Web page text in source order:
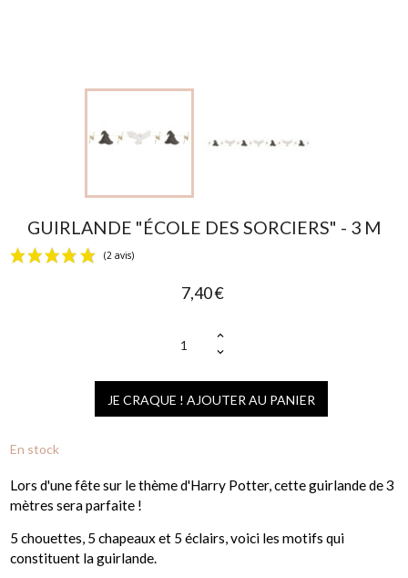
GUIRLANDE "ÉCOLE DES SORCIERS" - 3 M
(2 avis)
7,40 €
JE CRAQUE ! AJOUTER AU PANIER
En stock
Lors d'une fête sur le thème d'Harry Potter, cette guirlande de 3
mètres sera parfaite !
5 chouettes, 5 chapeaux et 5 éclairs, voici les motifs qui
constituent la guirlande.